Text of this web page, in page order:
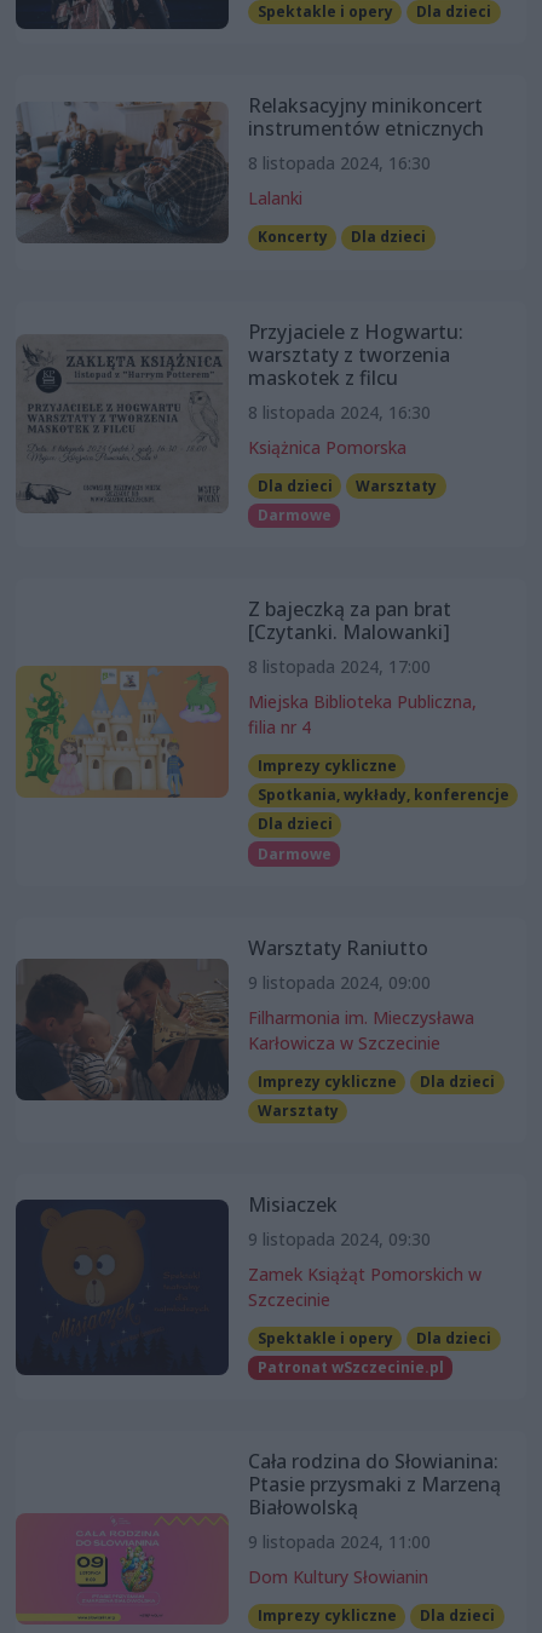
Spektakle i opery Dla dzieci
Relaksacyjny minikoncert
instrumentów etnicznych
8 listopada 2024, 16:30
Lalanki
Koncerty Dla dzieci
Przyjaciele z Hogwartu:
warsztaty z tworzenia
maskotek z filcu
8 listopada 2024, 16:30
Książnica Pomorska
Dla dzieci
Warsztaty
Darmowe
Z bajeczką za pan brat
[Czytanki. Malowanki]
8 listopada 2024, 17:00
Miejska Biblioteka Publiczna,
filia nr 4
Imprezy cykliczne
Spotkania, wykłady, konferencje
Dla dzieci
Darmowe
Warsztaty Raniutto
9 listopada 2024, 09:00
Filharmonia im. Mieczysława
Karłowicza w Szczecinie
Imprezy cykliczne
Dla dzieci
Warsztaty
Misiaczek
9 listopada 2024, 09:30
Zamek Książąt Pomorskich w
Szczecinie
Spektakle i opery
Dla dzieci
Patronat wSzczecinie.pl
Cała rodzina do Słowianina:
Ptasie przysmaki z Marzeną
Białowolską
9 listopada 2024, 11:00
Dom Kultury Słowianin
Imprezy cykliczne
Dla dzieci